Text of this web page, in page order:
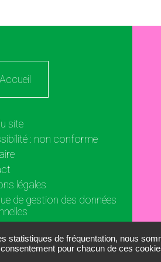
statistiques de fréquentation, nous
pour chacun de ces
Accueil
site
: non conforme
légales
de gestion des données
des cookies